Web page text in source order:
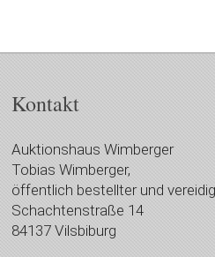
Kontakt
Auktionshaus Wimberger
Tobias Wimberger,
öffentlich bestellter und
Schachtenstraße 14
84137 Vilsbiburg